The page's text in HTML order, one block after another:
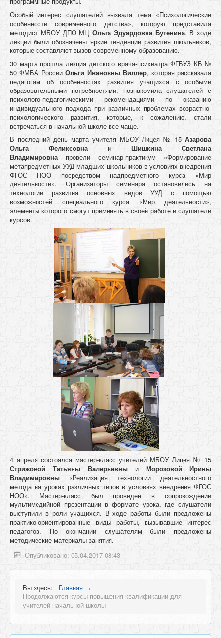
Особый интерес слушателей вызвала тема «Психологические
особенности современного детства», которую представила
методист МБОУ ДПО МЦ Ольга Эдуардовна Бутенина. В ходе
лекции были обозначены яркие тенденции развития школьников,
которые составляют вызов современному образованию.
30 марта прошла лекция детского врача-психиатра ФГБУЗ КБ №
50 ФМБА РоссииОльги Ивановны Виллер, которая рассказала
педагогам об особенностях развития учащихся с особыми
образовательными потребностями, познакомила слушателей с
психолого-педагогическими рекомендациями по оказанию
индивидуального подхода при различных проблемах возрастно-
психологического развития, которые, к сожалению, стали
встречаться в начальной школе все чаще.
В последний день марта учителя МБОУ Лицея № 15 Азарова
Ольга Феликсовнаи Шишкина Светлана
Владимировна провели семинар-практикум «Формирование
метапредметных УУД младших школьников в условиях внедрения
ФГОС НОО посредством надпредметного курса «Мир
деятельности». Организаторы семинара остановились на
технологии развития основных видов УУД с помощью
возможностей специального курса «Мир деятельности»,
элементы которого смогут применять в своей работе и слушатели
курсов.
.
..
4 апреля состоялся мастер-класс учителей МБОУ Лицея № 15
Стрижовой Татьяны Валерьевны и Морозовой Ирины
Владимировны «Реализация технологии деятельностного
метода на уроках различных типов в условиях внедрения ФГОС
НОО». Мастер-класс был проведен в сопровождении
мультимедийной презентации в формате урока, где слушатели
выступили в роли учащихся. В ходе работы были предложены
практико-ориентированные виды работы, вызывавшие интерес
педагогов. По окончании слушателям были предложены
методические материалы занятия.
Опубликовано: 05.04.2017 08:43
Вы здесь:
Главная
Продолжаются курсы повышения квалификации для
учителей начальной школы